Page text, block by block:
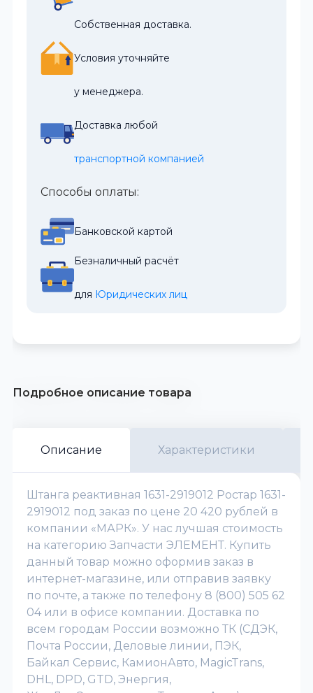
Собственная доставка.
Условия уточняйте
у менеджера.
Доставка любой
транспортной компанией
Способы оплаты:
Банковской картой
Безналичный расчёт
для Юридических лиц
Подробное описание товара
Описание Характеристики
Штанга реактивная 1631-2919012 Ростар 1631-
2919012 под заказ по цене 20 420 рублей в
компании «МАРК». У нас лучшая стоимость
на категорию Запчасти ЭЛЕМЕНТ. Купить
данный товар можно оформив заказ в
интернет-магазине, или отправив заявку
по почте, а также по телефону 8 (800) 505 62
04 или в офисе компании. Доставка по
всем городам России возможно ТК (СДЭК,
Почта России, Деловые линии, ПЭК,
Байкал Сервис, КамионАвто, MagicTrans,
DHL, DPD, GTD, Энергия,